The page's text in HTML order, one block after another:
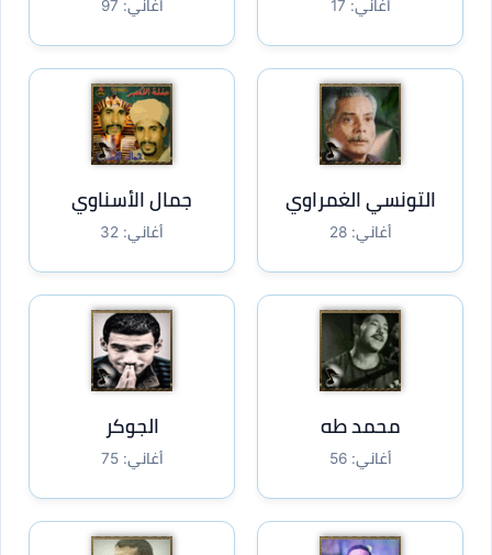
أغاني: 17 أغاني: 97
التونسي الغمراوي
أغاني: 28
جمال الأسناوي
أغاني: 32
محمد طه
أغاني: 56
الجوكر
أغاني: 75